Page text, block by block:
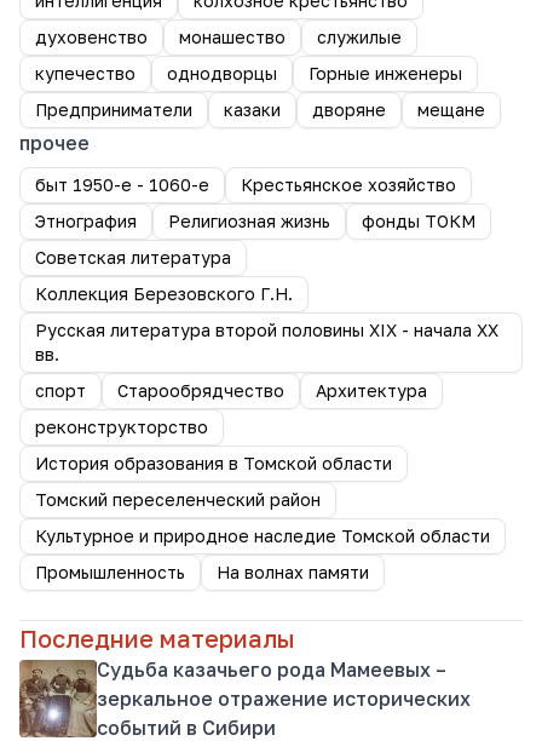
духовенство
монашество
служилые
купечество
однодворцы
Горные инженеры
Предприниматели
казаки дворяне мещане
прочее
быт 1950-е - 1060-е
Крестьянское хозяйство
Этнография
Религиозная жизнь
фонды ТОКМ
Советская литература
Коллекция Березовского Г.Н.
Русская литература второй половины XIX - начала XX
вв.
спорт
Старообрядчество
Архитектура
реконструкторство
История образования в Томской области
Томский переселенческий район
Культурное и природное наследие Томской области
Промышленность
На волнах памяти
Последние материалы
Судьба казачьего рода Мамеевых –
зеркальное отражение исторических
событий в Сибири